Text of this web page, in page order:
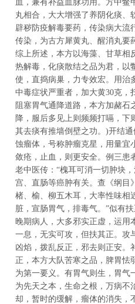
血，兼有补益血脉功用。方中
丸相合，大大增强了养阴化痰、
辟秽防疫解毒要药，传染病大流
传染，为古方犀黄丸、醒消丸要
综上所述，本方以海藻、甘草相
热解毒，化痰散结之品为君，以
使，直捣病巢，力专效宏。用治
中毒症状严重者，加大黄30克，
阻塞胃气通降道路，本方加赭
降，服后多见上则频频打嗝，
其去痰有推墙倒壁之功。)开结
蚀瘤体，号称肿瘤克星，用量宜
敛疮，止血，则更安全。例三患
老中医传：“槐耳可消一切肿块
宫、直肠等癌肿有关。查《纲目
楮、榆、柳五木耳，大率性味
脏，宣肠胃气，排毒气。”似有扶
晚期病人，大多邪实正虚，运用
一息，无实可攻，但扶其正。攻
凶焰，拨乱反正，邪去则正安。
正，本方大队苦寒之品，脾胃怯
为第一要义。有胃气则生，胃气
为先天之本，生命之根，万病不
却，暂时的缓解，瘤体的消失，